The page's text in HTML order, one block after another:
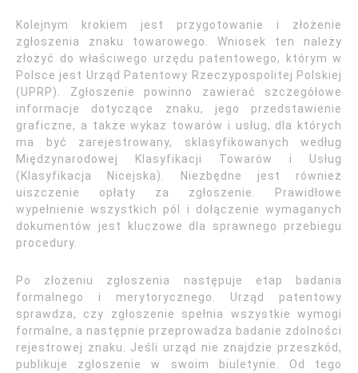
Kolejnym krokiem jest przygotowanie i złożenie
zgłoszenia znaku towarowego. Wniosek ten należy
złożyć do właściwego urzędu patentowego, którym w
Polsce jest Urząd Patentowy Rzeczypospolitej Polskiej
(UPRP). Zgłoszenie powinno zawierać szczegółowe
informacje dotyczące znaku, jego przedstawienie
graficzne, a także wykaz towarów i usług, dla których
ma być zarejestrowany, sklasyfikowanych według
Międzynarodowej Klasyfikacji Towarów i Usług
(Klasyfikacja Nicejska). Niezbędne jest również
uiszczenie opłaty za zgłoszenie. Prawidłowe
wypełnienie wszystkich pól i dołączenie wymaganych
dokumentów jest kluczowe dla sprawnego przebiegu
procedury.
Po złożeniu zgłoszenia następuje etap badania
formalnego i merytorycznego. Urząd patentowy
sprawdza, czy zgłoszenie spełnia wszystkie wymogi
formalne, a następnie przeprowadza badanie zdolności
rejestrowej znaku. Jeśli urząd nie znajdzie przeszkód,
publikuje zgłoszenie w swoim biuletynie. Od tego